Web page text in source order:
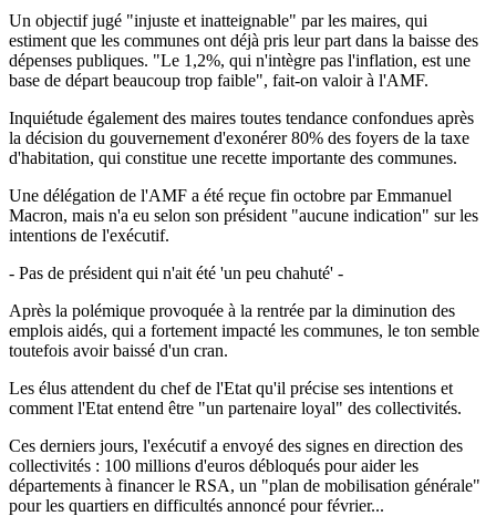
Un objectif jugé "injuste et inatteignable" par les maires, qui
estiment que les communes ont déjà pris leur part dans la baisse des
dépenses publiques. "Le 1,2%, qui n'intègre pas l'inflation, est une
base de départ beaucoup trop faible", fait-on valoir à l'AMF.
Inquiétude également des maires toutes tendance confondues après
la décision du gouvernement d'exonérer 80% des foyers de la taxe
d'habitation, qui constitue une recette importante des communes.
Une délégation de l'AMF a été reçue fin octobre par Emmanuel
Macron, mais n'a eu selon son président "aucune indication" sur les
intentions de l'exécutif.
- Pas de président qui n'ait été 'un peu chahuté' -
Après la polémique provoquée à la rentrée par la diminution des
emplois aidés, qui a fortement impacté les communes, le ton semble
toutefois avoir baissé d'un cran.
Les élus attendent du chef de l'Etat qu'il précise ses intentions et
comment l'Etat entend être "un partenaire loyal" des collectivités.
Ces derniers jours, l'exécutif a envoyé des signes en direction des
collectivités : 100 millions d'euros débloqués pour aider les
départements à financer le RSA, un "plan de mobilisation générale"
pour les quartiers en difficultés annoncé pour février...